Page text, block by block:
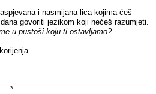
i nasmijana lica kojima ćeš
govoriti jezikom koji nećeš razumjeti.
u pustoši koju ti ostavljamo?
*